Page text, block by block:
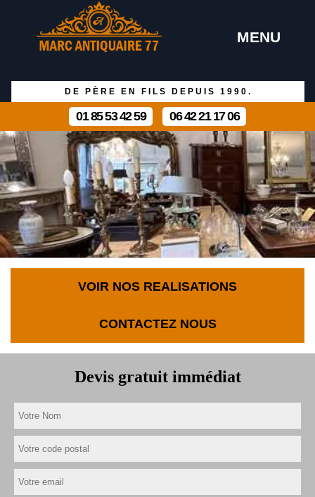
MENU
DE PÈRE EN FILS DEPUIS 1990.
01 85 53 42 59 06 42 21 17 06
VOIR NOS REALISATIONS
CONTACTEZ NOUS
Devis gratuit immédiat